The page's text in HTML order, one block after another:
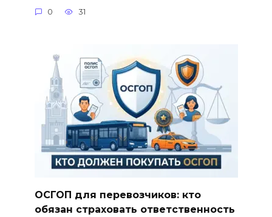
0 31
ОСГОП для перевозчиков: кто
обязан страховать ответственность